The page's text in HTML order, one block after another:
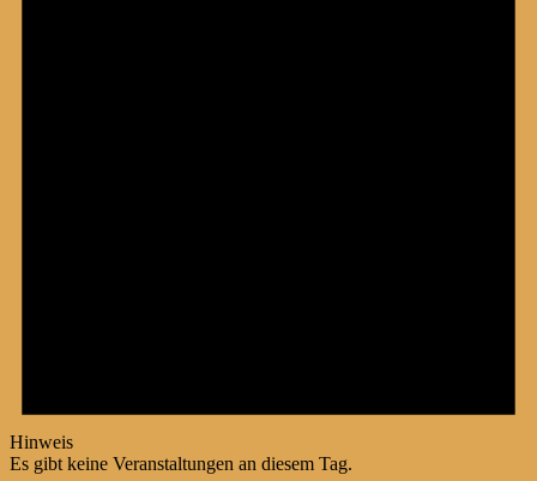
Hinweis
Es gibt keine Veranstaltungen an diesem Tag.